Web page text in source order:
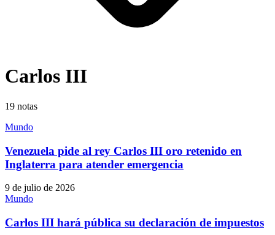
Carlos III
19 notas
Mundo
Venezuela pide al rey Carlos III oro retenido en
Inglaterra para atender emergencia
9 de julio de 2026
Mundo
Carlos III hará pública su declaración de impuestos